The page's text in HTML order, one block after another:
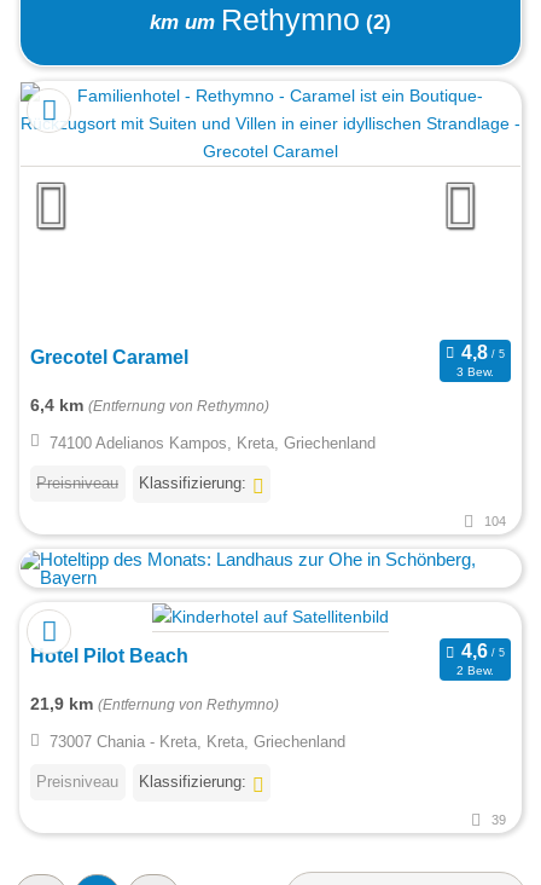
km um Rethymno (2)
Grecotel Caramel
3 Bew.
6,4 km (Entfernung von Rethymno)
74100 Adelianos Kampos, Kreta, Griechenland
Preisniveau Klassifizierung:
104
Hotel Pilot Beach
2 Bew.
21,9 km (Entfernung von Rethymno)
73007 Chania - Kreta, Kreta, Griechenland
Preisniveau Klassifizierung:
39